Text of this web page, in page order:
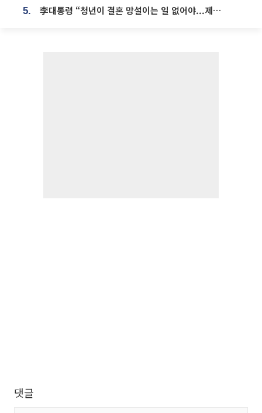
5. 李대통령 “청년이 결혼 망설이는 일 없어야...제도상 불이익 조사”
댓글